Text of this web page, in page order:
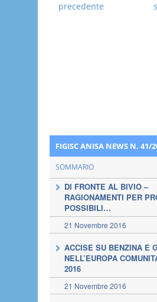
precedente
FIGISC ANISA NEWS N. 41/
SOMMARIO
DI FRONTE AL BIVIO –
RAGIONAMENTI PER
POSSIBILI…
21 Novembre 2016
ACCISE SU BENZINA E
NELL’EUROPA
2016
21 Novembre 2016